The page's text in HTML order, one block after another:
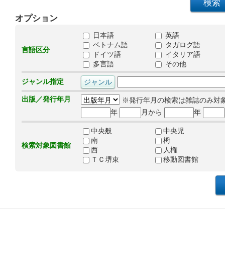
オプション
言語区分
日本語
英語
ベトナム語
タガログ語
ドイツ語
イタリア語
多言語
その他
ジャンル指定
出版／発行年月
※発行年月の検索は雑誌のみ対
年
月から 年
検索対象図書館
中央般
中央児
南
栂
西
人権
ＴＣ堺東
移動図書館